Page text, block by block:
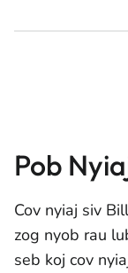
Pob
Cov nyiaj siv
zog nyob rau
seb koj cov